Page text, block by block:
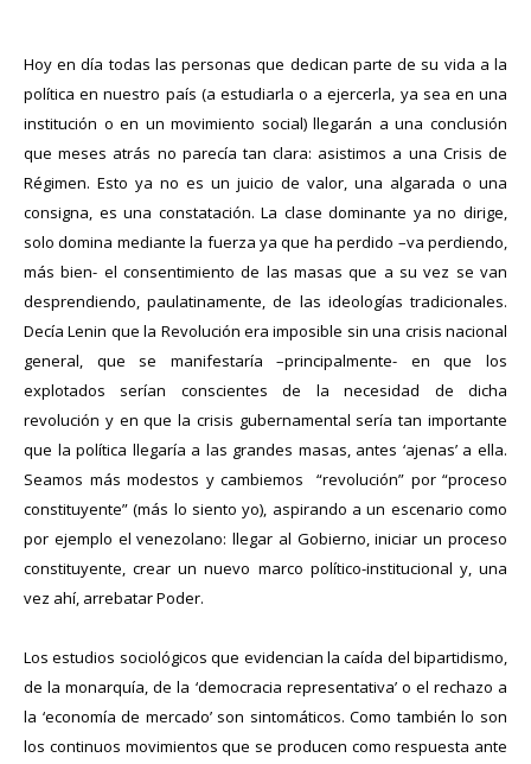
Hoy en día todas las personas que dedican parte de su vida a la
política en nuestro país (a estudiarla o a ejercerla, ya sea en una
institución o en un movimiento social) llegarán a una conclusión
que meses atrás no parecía tan clara: asistimos a una Crisis de
Régimen. Esto ya no es un juicio de valor, una algarada o una
consigna, es una constatación. La clase dominante ya no dirige,
solo domina mediante la fuerza ya que ha perdido –va perdiendo,
más bien- el consentimiento de las masas que a su vez se van
desprendiendo, paulatinamente, de las ideologías tradicionales.
Decía Lenin que la Revolución era imposible sin una crisis nacional
general, que se manifestaría –principalmente- en que los
explotados serían conscientes de la necesidad de dicha
revolución y en que la crisis gubernamental sería tan importante
que la política llegaría a las grandes masas, antes ‘ajenas’ a ella.
Seamos más modestos y cambiemos
“revolución” por “proceso
constituyente” (más lo siento yo), aspirando a un escenario como
por ejemplo el venezolano: llegar al Gobierno, iniciar un proceso
constituyente, crear un nuevo marco político-institucional y, una
vez ahí, arrebatar Poder.
Los estudios sociológicos que evidencian la caída del bipartidismo,
de la monarquía, de la ‘democracia representativa’ o el rechazo a
la ‘economía de mercado’ son sintomáticos. Como también lo son
los continuos movimientos que se producen como respuesta ante